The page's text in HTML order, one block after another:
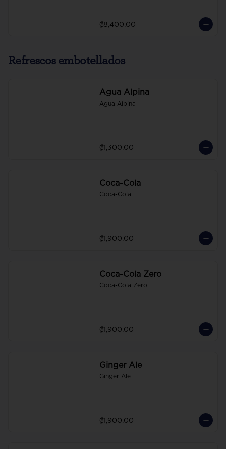
₡8,400.00
Refrescos embotellados
Agua Alpina
Agua Alpina
₡1,300.00
Coca-Cola
Coca-Cola
₡1,900.00
Coca-Cola Zero
Coca-Cola Zero
₡1,900.00
Ginger Ale
Ginger Ale
₡1,900.00